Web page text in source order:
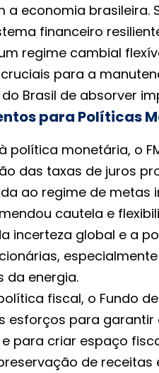
a economia brasileira.
financeiro
regime cambial
para a
Brasil de absorver
para Políticas
política monetária, o
das taxas de juros
ao regime de metas
cautela e
incerteza global e a
da energia.
fiscal, o Fundo
esforços para garantir
para criar espaço
de